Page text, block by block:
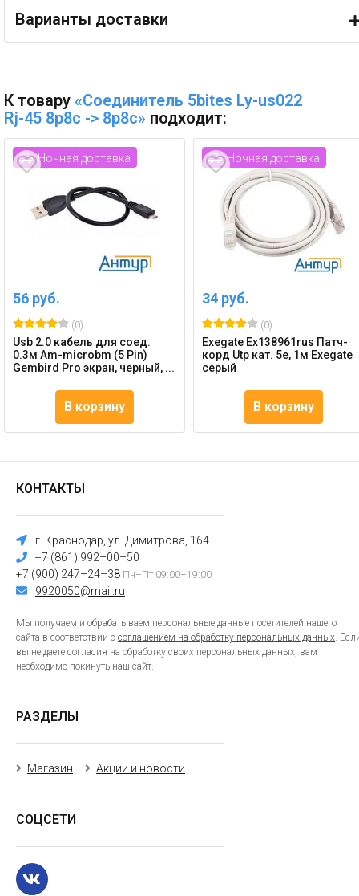
Варианты доставки
К товару «Соединитель 5bites Ly-us022
Rj-45 8p8c -> 8p8c» подходит:
Ночная доставка
56 руб.
(0)
Usb 2.0 кабель для соед.
0.3м Am-microbm (5 Pin)
Gembird Pro экран, черный, ...
В корзину
Ночная доставка
34 руб.
(0)
Exegate Ex138961rus Патч-
корд Utp кат. 5е, 1м Exegate
серый
В корзину
КОНТАКТЫ
г. Краснодар, ул. Димитрова, 164
+7 (861) 992–00–50
+7 (900) 247–24–38 Пн–Пт 09:00–19:00
9920050@mail.ru
Мы получаем и обрабатываем персональные данные посетителей нашего
сайта в соответствии с соглашением на обработку персональных данных.
вы не даете согласия на обработку своих персональных данных, вам
необходимо покинуть наш сайт.
РАЗДЕЛЫ
Магазин Акции и новости
СОЦСЕТИ